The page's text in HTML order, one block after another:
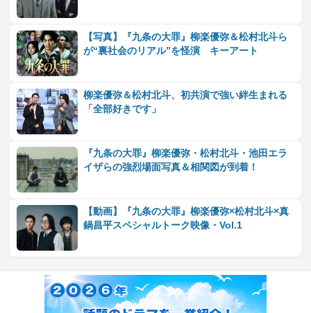
【写真】『九条の大罪』柳楽優弥＆松村北斗ら
が“裏社会のリアル”を怪演 キーアート
柳楽優弥＆松村北斗、初共演で強い絆生まれる
「全部好きです」
『九条の大罪』柳楽優弥・松村北斗・池田エラ
イザらの強烈場面写真＆相関図が到着！
【動画】『九条の大罪』柳楽優弥×松村北斗×真
鍋昌平スペシャルトーク映像・Vol.1